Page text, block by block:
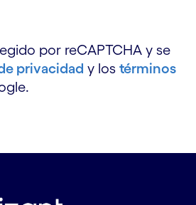
por reCAPTCHA y se
privacidad y los términos